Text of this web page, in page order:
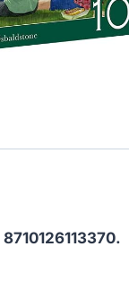
8710126113370.